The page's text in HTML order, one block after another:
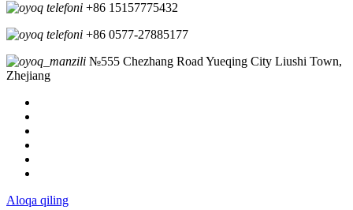
+86 15157775432
+86 0577-27885177
№555 Chezhang Road Yueqing City Liushi Town,
Zhejiang
Aloqa qiling